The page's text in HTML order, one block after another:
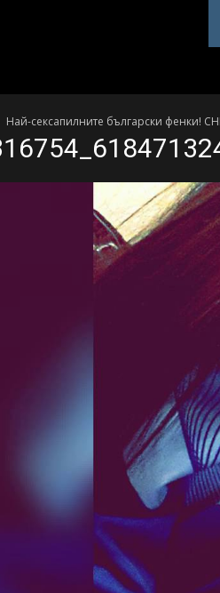
Най-сексапилните български фенки!